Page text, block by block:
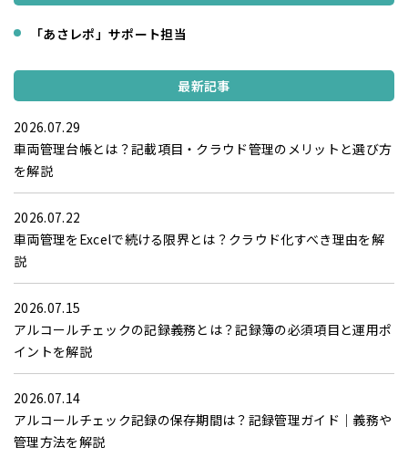
「あさレポ」サポート担当
最新記事
2026.07.29
車両管理台帳とは？記載項目・クラウド管理のメリットと選び方
を解説
2026.07.22
車両管理をExcelで続ける限界とは？クラウド化すべき理由を解
説
2026.07.15
アルコールチェックの記録義務とは？記録簿の必須項目と運用ポ
イントを解説
2026.07.14
アルコールチェック記録の保存期間は？記録管理ガイド｜義務や
管理方法を解説